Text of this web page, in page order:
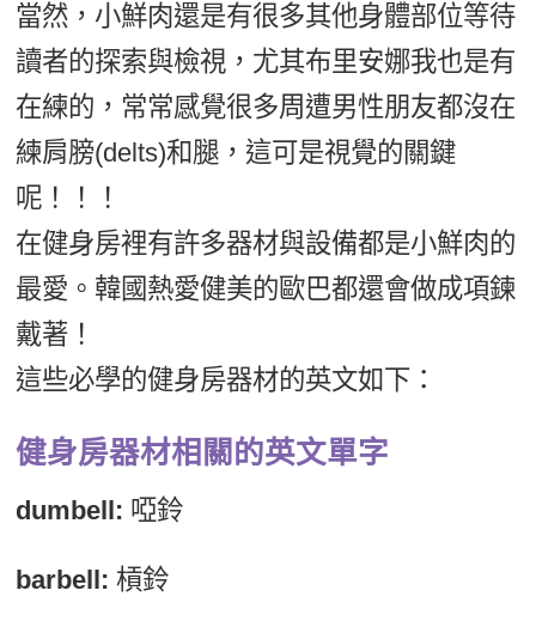
當然，小鮮肉還是有很多其他身體部位等待
讀者的探索與檢視，尤其布里安娜我也是有
在練的，常常感覺很多周遭男性朋友都沒在
練肩膀(delts)和腿，這可是視覺的關鍵
呢！！！
在健身房裡有許多器材與設備都是小鮮肉的
最愛。韓國熱愛健美的歐巴都還會做成項鍊
戴著！
這些必學的健身房器材的英文如下：
健身房器材相關的英文單字
dumbell: 啞鈴
barbell: 槓鈴